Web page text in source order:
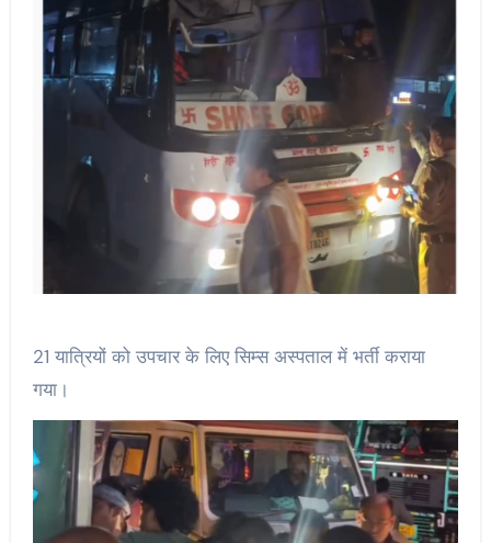
21 यात्रियों को उपचार के लिए सिम्स अस्पताल में भर्ती कराया
गया।